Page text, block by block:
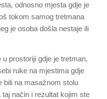
odnosno mjesta gdje je
tokom samog tretmana
je osoba došla nestaje ili
prostoriji gdje je tretman,
ruke na mjestima gdje
bili na masažnom stolu
način i rezultat kojim ste